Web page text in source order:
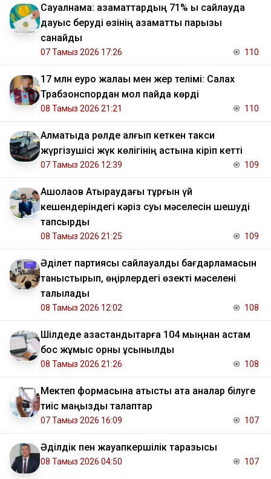
Сауалнама: азаматтардың 71% ы сайлауда
дауыс беруді өзінің азаматтық парызы
санайды
07 Тамыз 2026 17:26 110
17 млн еуро жалақы мен жер телімі: Салах
Трабзонспордан мол пайда көрді
08 Тамыз 2026 21:21 110
Алматыда рөлде қалғып кеткен такси
жүргізушісі жүк көлігінің астына кіріп кетті
07 Тамыз 2026 12:39 109
​Ақшолақов Атыраудағы тұрғын үй
кешендеріндегі кәріз суы мәселесін шешуді
тапсырды
08 Тамыз 2026 21:25 109
Әділет партиясы сайлауалды бағдарламасын
таныстырып, өңірлердегі өзекті мәселені
талқылады
08 Тамыз 2026 12:02 108
​Шілдеде қазақстандықтарға 104 мыңнан астам
бос жұмыс орны ұсынылды
08 Тамыз 2026 21:26 108
Мектеп формасына қатысты ата аналар білуге
тиіс маңызды талаптар
07 Тамыз 2026 16:09 107
Әділдік пен жауапкершілік таразысы
08 Тамыз 2026 04:50 107